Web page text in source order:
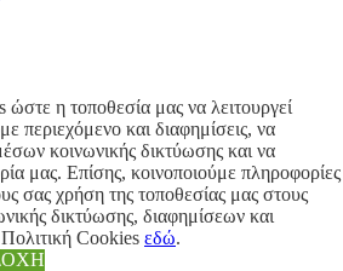
Roll
η τοποθεσία μας να λειτουργεί
περιεχόμενο και διαφημίσεις, να
κοινωνικής δικτύωσης και να
μας. Επίσης, κοινοποιούμε πληροφορίες
σας χρήση της τοποθεσίας μας στους
δικτύωσης, διαφημίσεων και
Cookies εδώ.